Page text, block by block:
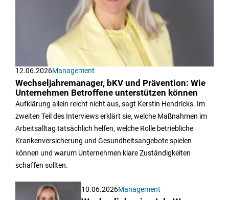
12.06.2026Management
Wechseljahremanager, bKV und Prävention: Wie
Unternehmen Betroffene unterstützen können
Aufklärung allein reicht nicht aus, sagt Kerstin Hendricks. Im
zweiten Teil des Interviews erklärt sie, welche Maßnahmen im
Arbeitsalltag tatsächlich helfen, welche Rolle betriebliche
Krankenversicherung und Gesundheitsangebote spielen
können und warum Unternehmen klare Zuständigkeiten
schaffen sollten.
10.06.2026Management